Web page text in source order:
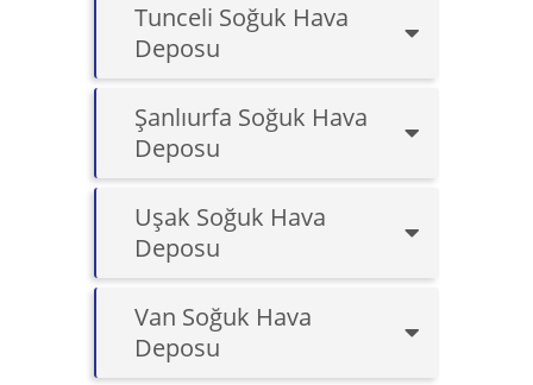
Tunceli Soğuk Hava
Deposu
Şanlıurfa Soğuk Hava
Deposu
Uşak Soğuk Hava
Deposu
Van Soğuk Hava
Deposu